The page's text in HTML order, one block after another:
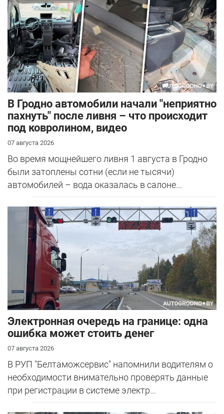
В Гродно автомобили начали "неприятно
пахнуть" после ливня – что происходит
под ковролином, видео
07 августа 2026
Во время мощнейшего ливня 1 августа в Гродно
были затоплены сотни (если не тысячи)
автомобилей – вода оказалась в салоне...
Электронная очередь на границе: одна
ошибка может стоить денег
07 августа 2026
В РУП "Белтаможсервис" напомнили водителям о
необходимости внимательно проверять данные
при регистрации в системе электр...